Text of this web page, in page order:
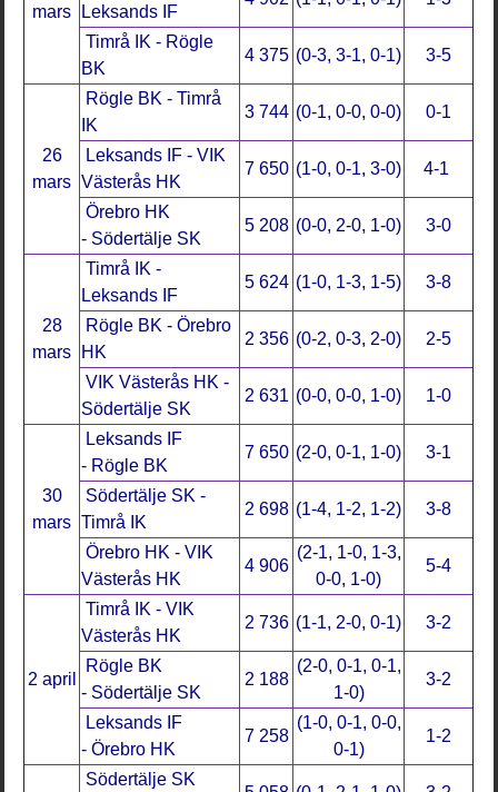
mars Leksands IF
Timrå IK - Rögle
BK
4 375 (0-3, 3-1, 0-1) 3-5
26
mars
Rögle BK - Timrå
IK
3 744 (0-1, 0-0, 0-0) 0-1
Leksands IF - VIK
Västerås HK
7 650 (1-0, 0-1, 3-0) 4-1
Örebro HK
- Södertälje SK
5 208 (0-0, 2-0, 1-0) 3-0
28
mars
Timrå IK -
Leksands IF
5 624 (1-0, 1-3, 1-5) 3-8
Rögle BK - Örebro
HK
2 356 (0-2, 0-3, 2-0) 2-5
VIK Västerås HK -
Södertälje SK
2 631 (0-0, 0-0, 1-0) 1-0
30
mars
Leksands IF
- Rögle BK
7 650 (2-0, 0-1, 1-0) 3-1
Södertälje SK -
Timrå IK
2 698 (1-4, 1-2, 1-2) 3-8
Örebro HK - VIK
Västerås HK
4 906
(2-1, 1-0, 1-3,
0-0, 1-0)
5-4
2 april
Timrå IK - VIK
Västerås HK
2 736 (1-1, 2-0, 0-1) 3-2
Rögle BK
- Södertälje SK
2 188
(2-0, 0-1, 0-1,
1-0)
3-2
Leksands IF
- Örebro HK
7 258
(1-0, 0-1, 0-0,
0-1)
1-2
Södertälje SK